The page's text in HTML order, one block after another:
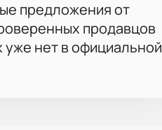
предложения от
продавцов
нет в официальной